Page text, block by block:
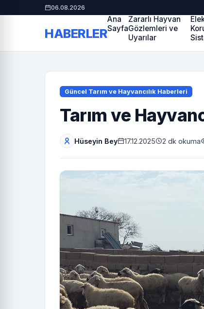
06.08.2026
HABERLER
Ana
Sayfa
Zararlı Hayvan
Gözlemleri ve
Uyarılar
Güncel Tarım ve Hayvancılık Haberleri
Tarım ve
Hüseyin Bey 17.12.2025 2 dk okuma